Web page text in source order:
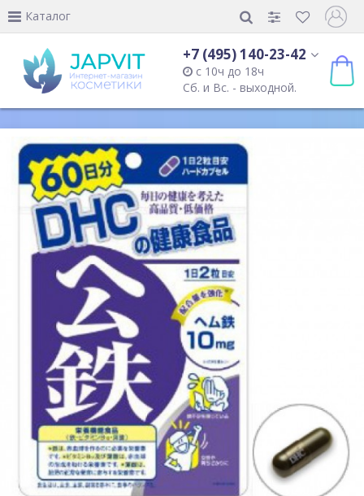
Каталог
+7 (495) 140-23-42
с 10ч до 18ч
Сб. и Вс. - выходной.